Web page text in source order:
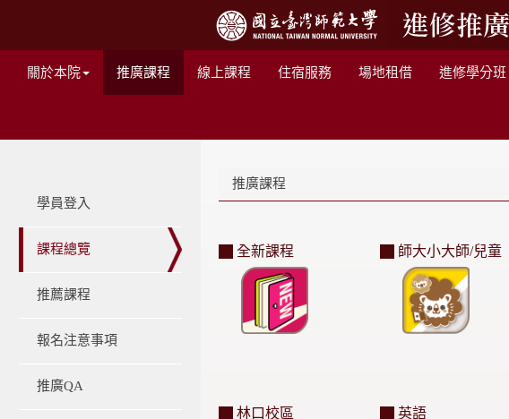
關於本院 推廣課程 線上課程 住宿服務 場地租借 進修學分班
學員登入
課程總覽
推薦課程
報名注意事項
推廣QA
推廣課程
全新課程 師大小大師/兒童
林口校區 英語